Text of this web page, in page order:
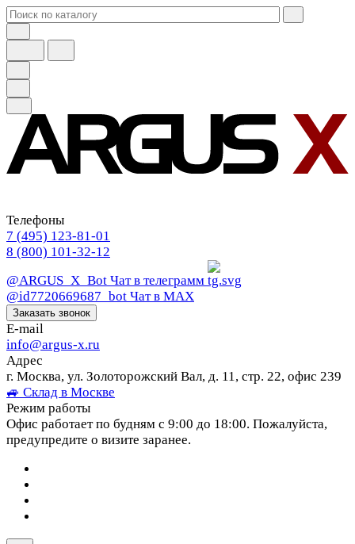
Телефоны
7 (495) 123-81-01
8 (800) 101-32-12
@ARGUS_X_Bot Чат в телеграмм
@id7720669687_bot Чат в МАХ
Заказать звонок
E-mail
info@argus-x.ru
Адрес
г. Москва, ул. Золоторожский Вал, д. 11, стр. 22, офис 239
🚙 Склад в Москве
Режим работы
Офис работает по будням с 9:00 до 18:00. Пожалуйста,
предупредите о визите заранее.